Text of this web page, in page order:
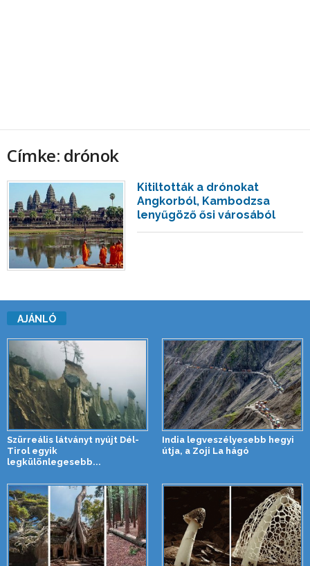
Címke: drónok
Kitiltották a drónokat
Angkorból, Kambodzsa
lenyűgöző ősi városából
AJÁNLÓ
Szürreális látványt nyújt Dél-
Tirol egyik
legkülönlegesebb...
India legveszélyesebb hegyi
útja, a Zoji La hágó